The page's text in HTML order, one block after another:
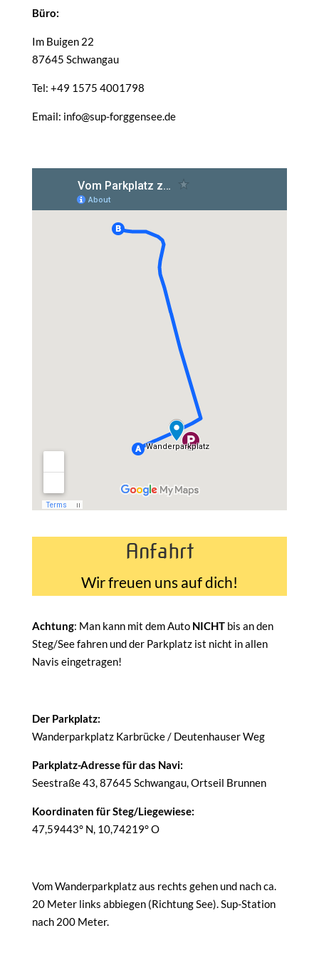
Büro:
Im Buigen 22
87645 Schwangau
Tel: +49 1575 4001798
Email: info@sup-forggensee.de
Anfahrt
Wir freuen uns auf dich!
Achtung: Man kann mit dem Auto NICHT bis an den
Steg/See fahren und der Parkplatz ist nicht in allen
Navis eingetragen!
Der Parkplatz:
Wanderparkplatz Karbrücke / Deutenhauser Weg
Parkplatz-Adresse für das Navi:
Seestraße 43, 87645 Schwangau, Ortseil Brunnen
Koordinaten für Steg/Liegewiese:
47,59443° N, 10,74219° O
Vom Wanderparkplatz aus rechts gehen und nach ca.
20 Meter links abbiegen (Richtung See). Sup-Station
nach 200 Meter.